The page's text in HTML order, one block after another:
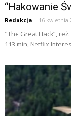
“Hakowanie
Redakcja - 16 kwietnia
"The Great Hack”,
113 min, Netflix